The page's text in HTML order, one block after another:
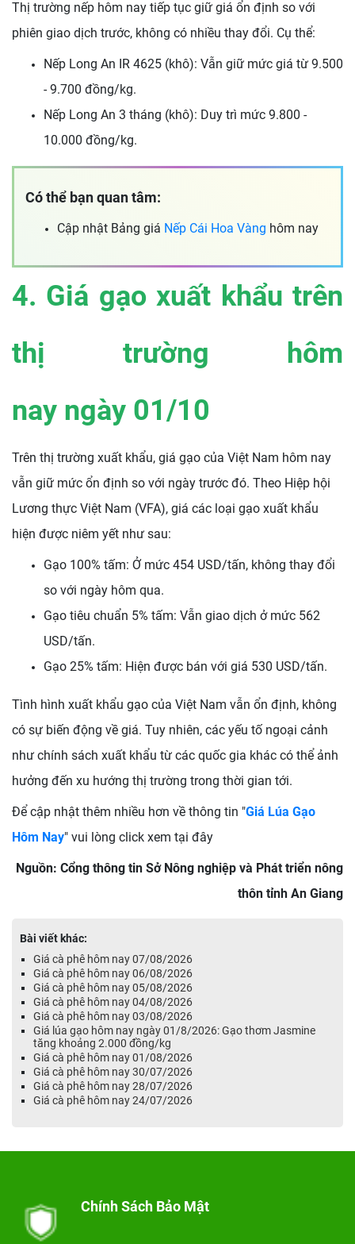
Thị trường nếp hôm nay tiếp tục giữ giá ổn định so với
phiên giao dịch trước, không có nhiều thay đổi. Cụ thể:
Nếp Long An IR 4625 (khô): Vẫn giữ mức giá từ 9.500
- 9.700 đồng/kg.
Nếp Long An 3 tháng (khô): Duy trì mức 9.800 -
10.000 đồng/kg.
Có thể bạn quan tâm:
Cập nhật Bảng giá Nếp Cái Hoa Vàng hôm nay
4. Giá gạo xuất khẩu trên
thị trường hôm
nay ngày 01/10
Trên thị trường xuất khẩu, giá gạo của Việt Nam hôm nay
vẫn giữ mức ổn định so với ngày trước đó. Theo Hiệp hội
Lương thực Việt Nam (VFA), giá các loại gạo xuất khẩu
hiện được niêm yết như sau:
Gạo 100% tấm: Ở mức 454 USD/tấn, không thay đổi
so với ngày hôm qua.
Gạo tiêu chuẩn 5% tấm: Vẫn giao dịch ở mức 562
USD/tấn.
Gạo 25% tấm: Hiện được bán với giá 530 USD/tấn.
Tình hình xuất khẩu gạo của Việt Nam vẫn ổn định, không
có sự biến động về giá. Tuy nhiên, các yếu tố ngoại cảnh
như chính sách xuất khẩu từ các quốc gia khác có thể ảnh
hưởng đến xu hướng thị trường trong thời gian tới.
Để cập nhật thêm nhiều hơn về thông tin "Giá Lúa Gạo
Hôm Nay" vui lòng click xem tại đây
Nguồn: Cổng thông tin Sở Nông nghiệp và Phát triển nông
thôn tỉnh An Giang
Bài viết khác:
Giá cà phê hôm nay 07/08/2026
Giá cà phê hôm nay 06/08/2026
Giá cà phê hôm nay 05/08/2026
Giá cà phê hôm nay 04/08/2026
Giá cà phê hôm nay 03/08/2026
Giá lúa gạo hôm nay ngày 01/8/2026: Gạo thơm Jasmine
tăng khoảng 2.000 đồng/kg
Giá cà phê hôm nay 01/08/2026
Giá cà phê hôm nay 30/07/2026
Giá cà phê hôm nay 28/07/2026
Giá cà phê hôm nay 24/07/2026
Chính Sách Bảo Mật